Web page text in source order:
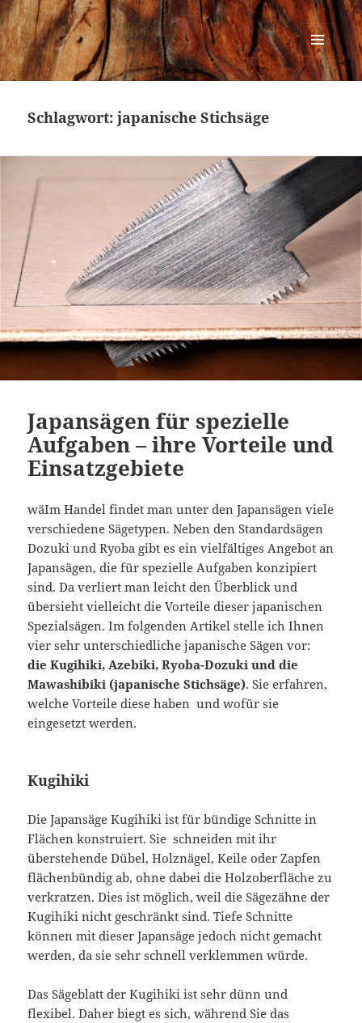
Urban Woodworking
MENÜ
UND
Schlagwort:japanische Stichsäge
Japansägen für spezielle
Aufgaben – ihre Vorteile und
Einsatzgebiete
wäIm Handel findet man unter den Japansägen viele
verschiedene Sägetypen. Neben den Standardsägen
Dozuki und Ryoba gibt es ein vielfältiges Angebot an
Japansägen, die für spezielle Aufgaben konzipiert
sind. Da verliert man leicht den Überblick und
übersieht vielleicht die Vorteile dieser japanischen
Spezialsägen. Im folgenden Artikel stelle ich Ihnen
vier sehr unterschiedliche japanische Sägen vor:
die Kugihiki, Azebiki, Ryoba-Dozuki und die
Mawashibiki (japanische Stichsäge). Sie erfahren,
welche Vorteile diese haben und wofür sie
eingesetzt werden.
Kugihiki
Die Japansäge Kugihiki ist für bündige Schnitte in
Flächen konstruiert. Sie schneiden mit ihr
überstehende Dübel, Holznägel, Keile oder Zapfen
flächenbündig ab, ohne dabei die Holzoberfläche zu
verkratzen. Dies ist möglich, weil die Sägezähne der
Kugihiki nicht geschränkt sind. Tiefe Schnitte
können mit dieser Japansäge jedoch nicht gemacht
werden, da sie sehr schnell verklemmen würde.
Das Sägeblatt der Kugihiki ist sehr dünn und
flexibel. Daher biegt es sich, während Sie das